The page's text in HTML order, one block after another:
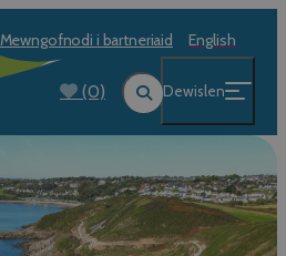
Mewngofnodi i bartneriaid English
Dewislen
(0)